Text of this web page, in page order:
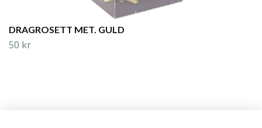
DRAGROSETT MET. GULD
50 kr